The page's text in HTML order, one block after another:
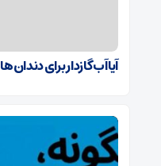
آیا آب گازدار برای